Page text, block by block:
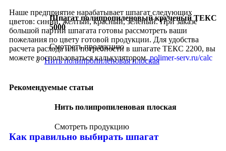
Шпагат полипропиленовый крученый ТЕКС
5000
Смотреть продукцию
Нить полипропиленовая плоская
Нить полипропиленовая плоская
Смотреть продукцию
Наше предприятие нарабатывает шпагат следующих
цветов: синий, желтый, красный, зеленый. При заказе
большой партии шпагата готовы рассмотреть ваши
пожелания по цвету готовой продукции. Для удобства
расчета расхода или потребности в шпагате ТЕКС 2200, вы
можете воспользоваться калькулятором.polimer-serv.ru/calc
Рекомендуемые статьи
Как правильно выбирать шпагат